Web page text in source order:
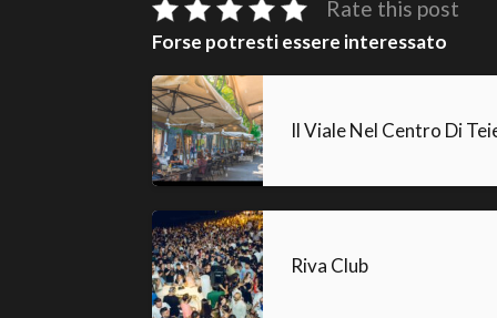
Rate this post
Forse potresti essere interessato
Il Viale Nel Centro Di
Riva Club